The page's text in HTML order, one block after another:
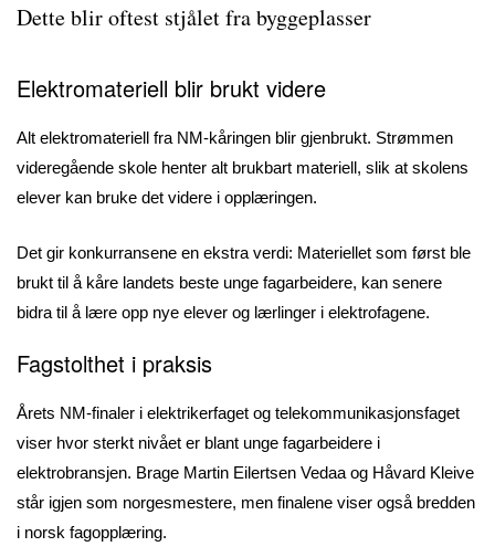
Dette blir oftest stjålet fra byggeplasser
Elektromateriell blir brukt videre
Alt elektromateriell fra NM-kåringen blir gjenbrukt. Strømmen
videregående skole henter alt brukbart materiell, slik at skolens
elever kan bruke det videre i opplæringen.
Det gir konkurransene en ekstra verdi: Materiellet som først ble
brukt til å kåre landets beste unge fagarbeidere, kan senere
bidra til å lære opp nye elever og lærlinger i elektrofagene.
Fagstolthet i praksis
Årets NM-finaler i elektrikerfaget og telekommunikasjonsfaget
viser hvor sterkt nivået er blant unge fagarbeidere i
elektrobransjen. Brage Martin Eilertsen Vedaa og Håvard Kleive
står igjen som norgesmestere, men finalene viser også bredden
i norsk fagopplæring.